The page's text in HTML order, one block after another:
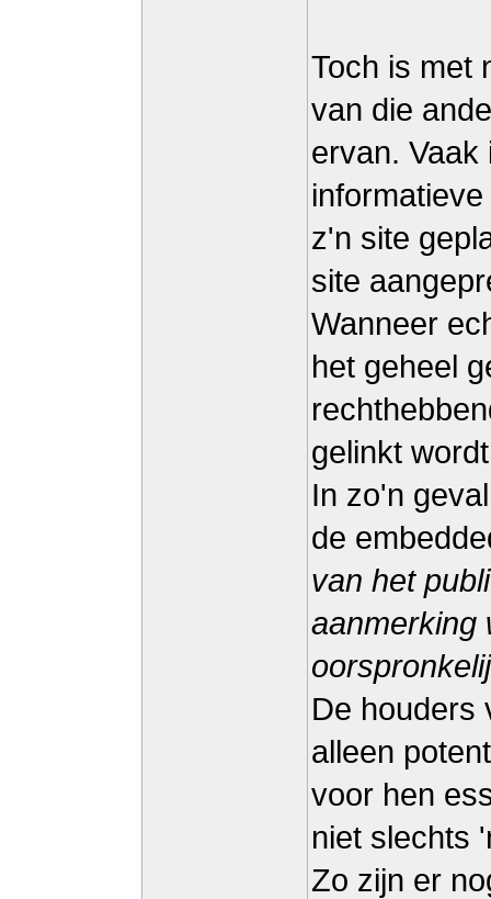
Toch is met
van die
ervan. Vaak
z'n site
site
Wanneer
het geheel
gelinkt
In zo'n
de
van het
aanmerking
De houders
alleen
voor hen
niet slechts
Zo zijn er